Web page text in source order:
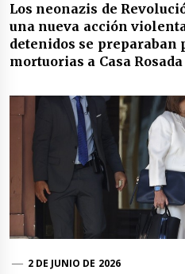
Los neonazis de
una nueva acción
detenidos se preparaban
mortuorias a Casa Rosada
2 DE JUNIO DE 2026